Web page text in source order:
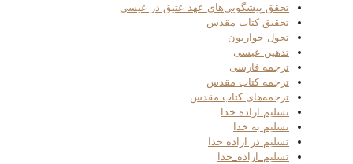
تحقق پیشگویی‌های عهد عتیق در عیسی
تحقیق کتاب مقدس
تحول حواریون
تدهین عیسی
ترجمه فارسی
ترجمه کتاب مقدس
ترجمه‌های کتاب مقدس
تسلیم اراده خدا
تسلیم به خدا
تسلیم در اراده خدا
تسلیم_اراده_خدا